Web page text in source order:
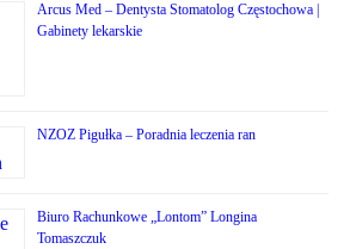
Arcus Med – Dentysta Stomatolog Częstochowa |
Gabinety lekarskie
NZOZ Pigułka – Poradnia leczenia ran
Biuro Rachunkowe „Lontom” Longina
Tomaszczuk